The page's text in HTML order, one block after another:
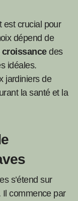
est crucial pour
dépend de
croissancedes
idéales.
jardiniers de
la santé et la
s’étend sur
Il commence par